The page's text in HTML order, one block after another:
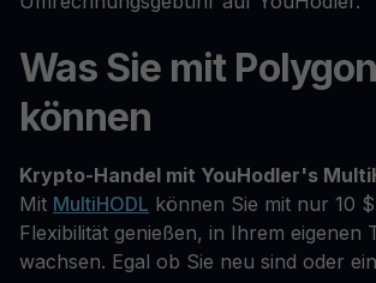
Was Sie mit
können
Krypto-Handel mit YouHodler's
Mit MultiHODL können Sie mit nur 10
Flexibilität genießen, in Ihrem eigenen
wachsen. Egal ob Sie neu sind oder